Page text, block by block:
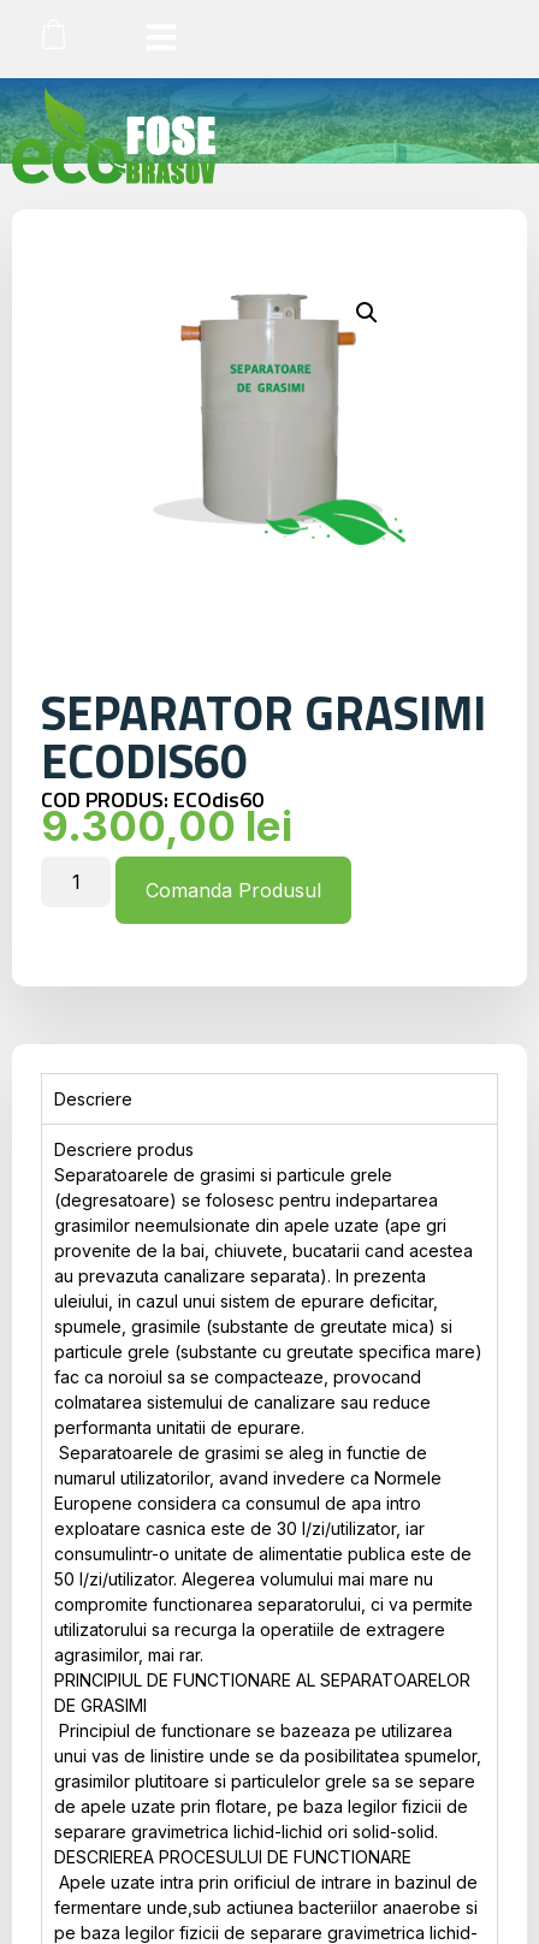
SEPARATOR GRASIMI
ECODIS60
COD PRODUS: ECOdis60
9.300,00 lei
Comanda Produsul
Descriere
Descriere produs
Separatoarele de grasimi si particule grele
(degresatoare) se folosesc pentru indepartarea
grasimilor neemulsionate din apele uzate (ape gri
provenite de la bai, chiuvete, bucatarii cand acestea
au prevazuta canalizare separata). In prezenta
uleiului, in cazul unui sistem de epurare deficitar,
spumele, grasimile (substante de greutate mica) si
particule grele (substante cu greutate specifica mare)
fac ca noroiul sa se compacteaze, provocand
colmatarea sistemului de canalizare sau reduce
performanta unitatii de epurare.
Separatoarele de grasimi se aleg in functie de
numarul utilizatorilor, avand invedere ca Normele
Europene considera ca consumul de apa intro
exploatare casnica este de 30 l/zi/utilizator, iar
consumulintr-o unitate de alimentatie publica este de
50 l/zi/utilizator. Alegerea volumului mai mare nu
compromite functionarea separatorului, ci va permite
utilizatorului sa recurga la operatiile de extragere
agrasimilor, mai rar.
PRINCIPIUL DE FUNCTIONARE AL SEPARATOARELOR
DE GRASIMI
Principiul de functionare se bazeaza pe utilizarea
unui vas de linistire unde se da posibilitatea spumelor,
grasimilor plutitoare si particulelor grele sa se separe
de apele uzate prin flotare, pe baza legilor fizicii de
separare gravimetrica lichid-lichid ori solid-solid.
DESCRIEREA PROCESULUI DE FUNCTIONARE
Apele uzate intra prin orificiul de intrare in bazinul de
fermentare unde,sub actiunea bacteriilor anaerobe si
pe baza legilor fizicii de separare gravimetrica lichid-